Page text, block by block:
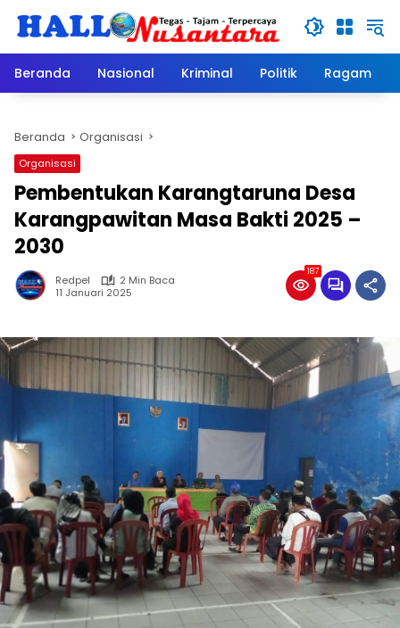
Beranda
Nasional Kriminal Politik Ragam
Beranda Organisasi
Organisasi
Pembentukan Karangtaruna Desa
Karangpawitan Masa Bakti 2025 –
2030
Redpel
2 Min Baca
11 Januari 2025
187